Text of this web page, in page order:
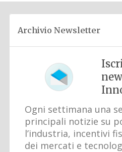
Archivio Newsletter
Ogni settimana una
principali notizie su
l’industria, incentivi
dei mercati e